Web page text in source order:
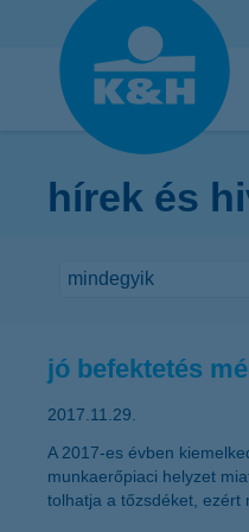
hírek és
jó befektetés
2017.11.29.
A 2017-es évben
munkaerőpiaci helyzet
tolhatja a tőzsdéket, ezért